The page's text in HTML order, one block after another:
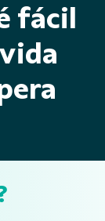
fácil